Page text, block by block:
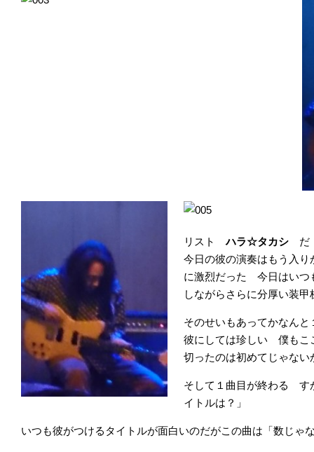
リストハラ☆タカシ だ
今日の彼の演奏はもう入
に激烈だった 今日はいつ
しながらさらに分厚い装
そのせいもあってかなん
彼にしては珍しい 僕もこ
切ったのは初めてじゃない
そして１曲目が終わる す
イトルは？」
いつも彼がつけるタイトルが面白いのだがこの曲は「数じゃ